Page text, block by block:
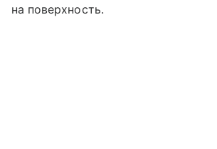
на поверхность.